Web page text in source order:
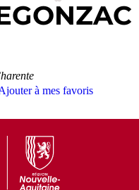
à mes favoris